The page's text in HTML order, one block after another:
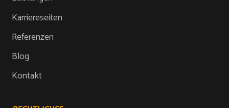
Karriereseiten
Referenzen
Blog
Kontakt